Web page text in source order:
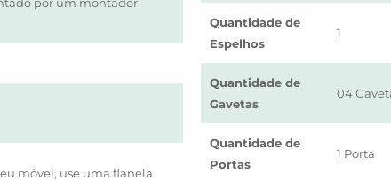
móvel, use uma flanela
Quantidade de
Espelhos
1
Quantidade de
Gavetas
04
Quantidade de
Portas
1 Porta